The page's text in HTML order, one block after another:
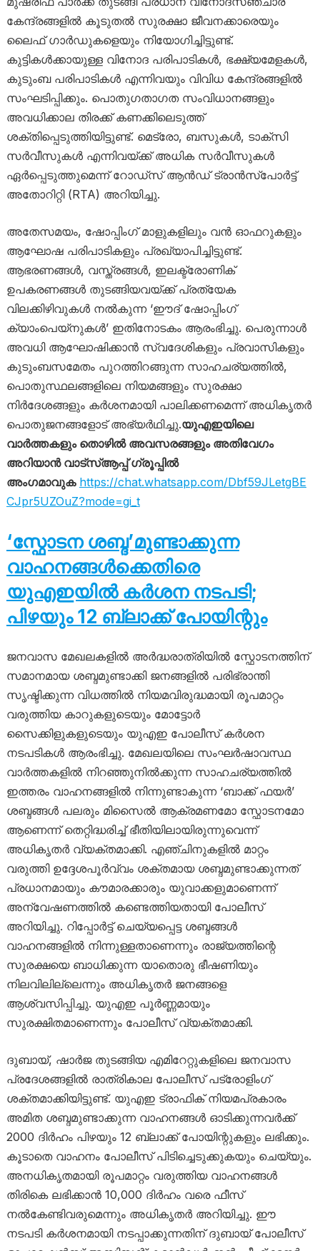
കേന്ദ്രങ്ങളിൽ കൂടുതൽ സുരക്ഷാ ജീവനക്കാരെയും
ലൈഫ് ഗാർഡുകളെയും നിയോഗിച്ചിട്ടുണ്ട്.
കുട്ടികൾക്കായുള്ള വിനോദ പരിപാടികൾ, ഭക്ഷ്യമേളകൾ,
കുടുംബ പരിപാടികൾ എന്നിവയും വിവിധ കേന്ദ്രങ്ങളിൽ
സംഘടിപ്പിക്കും. പൊതുഗതാഗത സംവിധാനങ്ങളും
അവധിക്കാല തിരക്ക് കണക്കിലെടുത്ത്
ശക്തിപ്പെടുത്തിയിട്ടുണ്ട്. മെട്രോ, ബസുകൾ, ടാക്സി
സർവീസുകൾ എന്നിവയ്ക്ക് അധിക സർവീസുകൾ
ഏർപ്പെടുത്തുമെന്ന് റോഡ്സ് ആൻഡ് ട്രാൻസ്‌പോർട്ട്
അതോറിറ്റി (RTA) അറിയിച്ചു.
അതേസമയം, ഷോപ്പിംഗ് മാളുകളിലും വൻ ഓഫറുകളും
ആഘോഷ പരിപാടികളും പ്രഖ്യാപിച്ചിട്ടുണ്ട്.
ആഭരണങ്ങൾ, വസ്ത്രങ്ങൾ, ഇലക്ട്രോണിക്
ഉപകരണങ്ങൾ തുടങ്ങിയവയ്ക്ക് പ്രത്യേക
വിലക്കിഴിവുകൾ നൽകുന്ന ‘ഈദ് ഷോപ്പിംഗ്
ക്യാംപെയ്‌നുകൾ’ ഇതിനോടകം ആരംഭിച്ചു. പെരുന്നാൾ
അവധി ആഘോഷിക്കാൻ സ്വദേശികളും പ്രവാസികളും
കുടുംബസമേതം പുറത്തിറങ്ങുന്ന സാഹചര്യത്തിൽ,
പൊതുസ്ഥലങ്ങളിലെ നിയമങ്ങളും സുരക്ഷാ
നിർദേശങ്ങളും കർശനമായി പാലിക്കണമെന്ന് അധികൃതർ
പൊതുജനങ്ങളോട് അഭ്യർഥിച്ചു.യുഎഇയിലെ
വാർത്തകളും തൊഴിൽ അവസരങ്ങളും അതിവേഗം
അറിയാൻ വാട്സ്ആപ്പ് ഗ്രൂപ്പിൽ
അംഗമാവുക https://chat.whatsapp.com/Dbf59JLetgBE
CJpr5UZOuZ?mode=gi_t
‘സ്ഫോടന ശബ്ദ’മുണ്ടാക്കുന്ന
വാഹനങ്ങൾക്കെതിരെ
യുഎഇയിൽ കർശന നടപടി;
പിഴയും 12 ബ്ലാക്ക് പോയിന്റും
ജനവാസ മേഖലകളിൽ അർദ്ധരാത്രിയിൽ സ്ഫോടനത്തിന്
സമാനമായ ശബ്ദമുണ്ടാക്കി ജനങ്ങളിൽ പരിഭ്രാന്തി
സൃഷ്ടിക്കുന്ന വിധത്തിൽ നിയമവിരുദ്ധമായി രൂപമാറ്റം
വരുത്തിയ കാറുകളുടെയും മോട്ടോർ
സൈക്കിളുകളുടെയും യുഎഇ പോലീസ് കർശന
നടപടികൾ ആരംഭിച്ചു. മേഖലയിലെ സംഘർഷാവസ്ഥ
വാർത്തകളിൽ നിറഞ്ഞുനിൽക്കുന്ന സാഹചര്യത്തിൽ
ഇത്തരം വാഹനങ്ങളിൽ നിന്നുണ്ടാകുന്ന ‘ബാക്ക് ഫയർ’
ശബ്ദങ്ങൾ പലരും മിസൈൽ ആക്രമണമോ സ്ഫോടനമോ
ആണെന്ന് തെറ്റിദ്ധരിച്ച് ഭീതിയിലായിരുന്നുവെന്ന്
അധികൃതർ വ്യക്തമാക്കി. എഞ്ചിനുകളിൽ മാറ്റം
വരുത്തി ഉദ്ദേശപൂർവ്വം ശക്തമായ ശബ്ദമുണ്ടാക്കുന്നത്
പ്രധാനമായും കൗമാരക്കാരും യുവാക്കളുമാണെന്ന്
അന്വേഷണത്തിൽ കണ്ടെത്തിയതായി പോലീസ്
അറിയിച്ചു. റിപ്പോർട്ട് ചെയ്യപ്പെട്ട ശബ്ദങ്ങൾ
വാഹനങ്ങളിൽ നിന്നുള്ളതാണെന്നും രാജ്യത്തിന്റെ
സുരക്ഷയെ ബാധിക്കുന്ന യാതൊരു ഭീഷണിയും
നിലവിലില്ലെന്നും അധികൃതർ ജനങ്ങളെ
ആശ്വസിപ്പിച്ചു. യുഎഇ പൂർണ്ണമായും
സുരക്ഷിതമാണെന്നും പോലീസ് വ്യക്തമാക്കി.
ദുബായ്, ഷാർജ തുടങ്ങിയ എമിറേറ്റുകളിലെ ജനവാസ
പ്രദേശങ്ങളിൽ രാത്രികാല പോലീസ് പട്രോളിംഗ്
ശക്തമാക്കിയിട്ടുണ്ട്. യുഎഇ ട്രാഫിക് നിയമപ്രകാരം
അമിത ശബ്ദമുണ്ടാക്കുന്ന വാഹനങ്ങൾ ഓടിക്കുന്നവർക്ക്
2000 ദിർഹം പിഴയും 12 ബ്ലാക്ക് പോയിന്റുകളും ലഭിക്കും.
കൂടാതെ വാഹനം പോലീസ് പിടിച്ചെടുക്കുകയും ചെയ്യും.
അനധികൃതമായി രൂപമാറ്റം വരുത്തിയ വാഹനങ്ങൾ
തിരികെ ലഭിക്കാൻ 10,000 ദിർഹം വരെ ഫീസ്
നൽകേണ്ടിവരുമെന്നും അധികൃതർ അറിയിച്ചു. ഈ
നടപടി കർശനമായി നടപ്പാക്കുന്നതിന് ദുബായ് പോലീസ്